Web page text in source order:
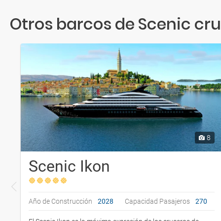
Otros barcos de Scenic
8
Scenic Ikon
Año de Construcción 2028 Capacidad Pasajeros 270